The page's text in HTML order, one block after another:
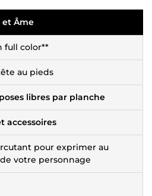
et Âme
full color**
au pieds
libres par planche
accessoires
pour exprimer au
votre personnage